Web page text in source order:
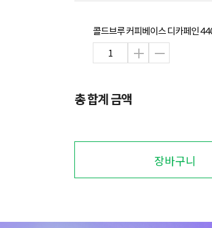
콜드브루 커피베이스 디카페인
총 합계 금액
장바구니